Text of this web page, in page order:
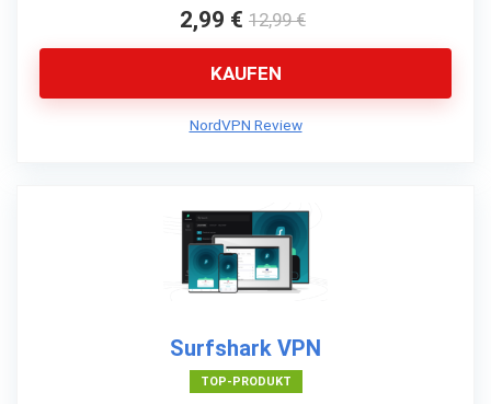
2,99 € 12,99 €
KAUFEN
NordVPN Review
Surfshark VPN
TOP-PRODUKT